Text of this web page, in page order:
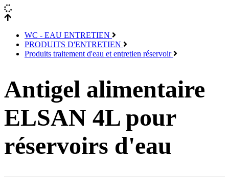
WC - EAU ENTRETIEN
PRODUITS D'ENTRETIEN
Produits traitement d'eau et entretien réservoir
Antigel alimentaire
ELSAN 4L pour
réservoirs d'eau